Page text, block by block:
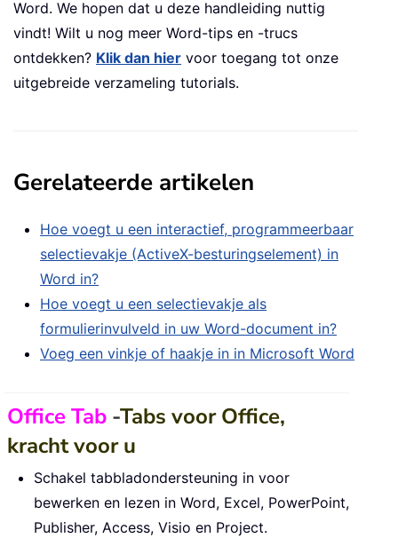
Word. We hopen dat u deze handleiding nuttig
vindt! Wilt u nog meer Word-tips en -trucs
ontdekken? Klik dan hier voor toegang tot onze
uitgebreide verzameling tutorials.
Gerelateerde artikelen
Hoe voegt u een interactief, programmeerbaar
selectievakje (ActiveX-besturingselement) in
Word in?
Hoe voegt u een selectievakje als
formulierinvulveld in uw Word-document in?
Voeg een vinkje of haakje in in Microsoft Word
Office Tab -Tabs voor Office,
kracht voor u
Schakel tabbladondersteuning in voor
bewerken en lezen in Word, Excel, PowerPoint,
Publisher, Access, Visio en Project.